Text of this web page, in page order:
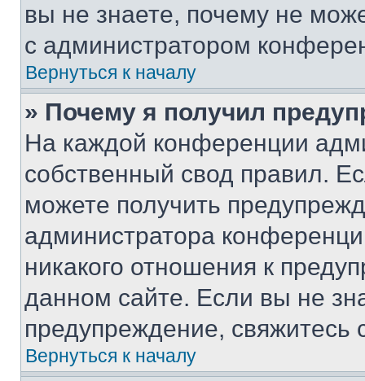
вы не знаете, почему не
с администратором
Вернуться к началу
» Почему я получил
На каждой конференции
собственный свод правил.
можете получить
администратора
никакого отношения к
данном сайте. Если вы не
предупреждение,
Вернуться к началу